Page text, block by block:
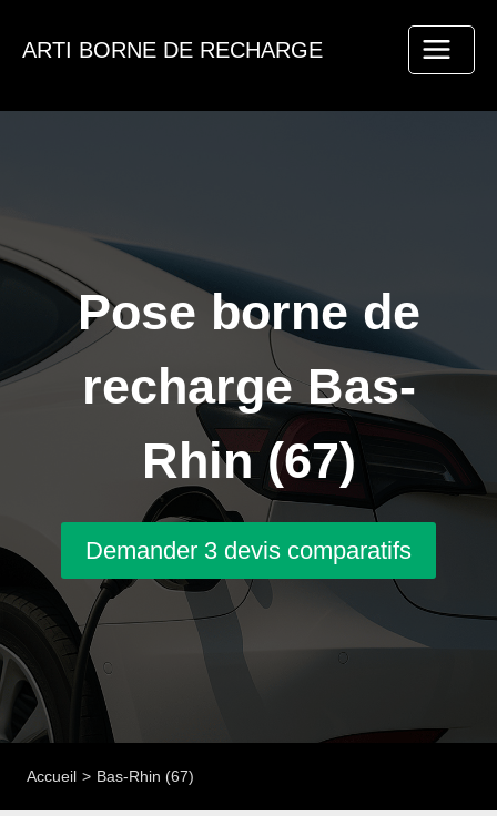
ARTI BORNE DE RECHARGE
Pose borne de
recharge Bas-
Rhin (67)
Demander 3 devis comparatifs
Accueil Bas-Rhin (67)